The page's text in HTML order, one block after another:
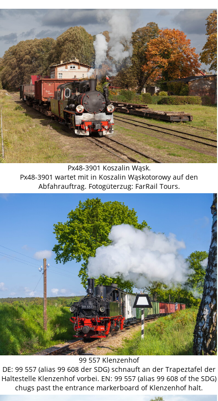
Px48-3901 Koszalin Wąsk.
Px48-3901 wartet mit in Koszalin Wąskotorowy auf den
Abfahrauftrag. Fotogüterzug: FarRail Tours.
99 557 Klenzenhof
DE: 99 557 (alias 99 608 der SDG) schnauft an der Trapeztafel der
Haltestelle Klenzenhof vorbei. EN: 99 557 (alias 99 608 of the SDG)
chugs past the entrance markerboard of Klenzenhof halt.